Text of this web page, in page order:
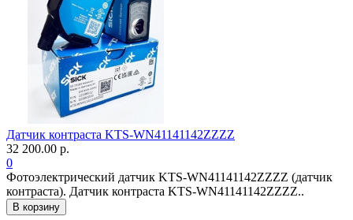
Датчик контраста KTS-WN41141142ZZZZ
32 200.00 р.
0
Фотоэлектрический датчик KTS-WN41141142ZZZZ (датчик
контраста). Датчик контраста KTS-WN41141142ZZZZ..
В корзину